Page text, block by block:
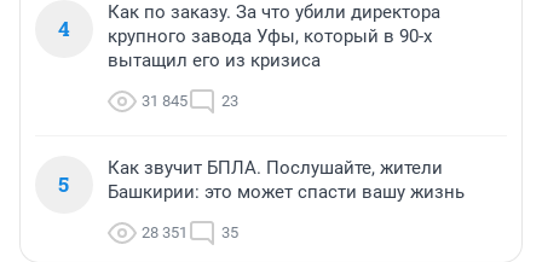
4
Как по заказу. За что убили директора
крупного завода Уфы, который в 90-х
вытащил его из кризиса
31 845 23
5
Как звучит БПЛА. Послушайте, жители
Башкирии: это может спасти вашу жизнь
28 351 35